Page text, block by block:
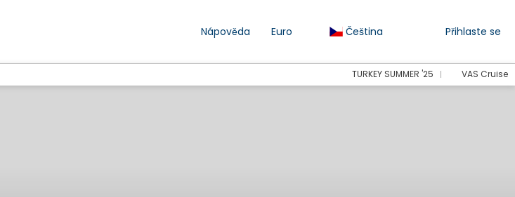
Nápověda Euro Čeština Přihlaste se
TURKEY SUMMER '25 VAS Cruise